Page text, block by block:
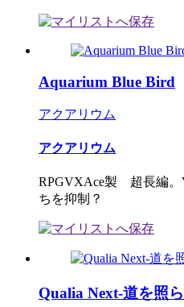
Aquarium Blue Bird
アクアリウム
アクアリウム
RPGVXAce製 超長編。
ちを抑制？
Qualia Next-道を照